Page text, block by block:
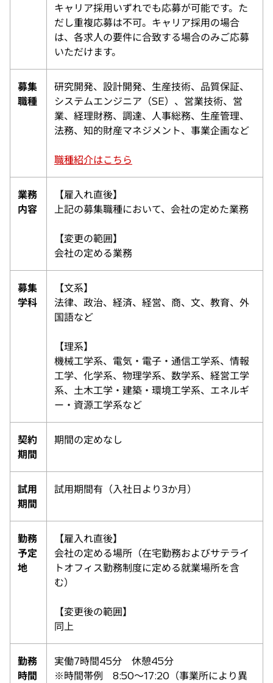
キャリア採用いずれでも応募が可能です。た
だし重複応募は不可。キャリア採用の場合
は、各求人の要件に合致する場合のみご応募
いただけます。
募集
職種
研究開発、設計開発、生産技術、品質保証、
システムエンジニア（SE）、営業技術、営
業、経理財務、調達、人事総務、生産管理、
法務、知的財産マネジメント、事業企画など
職種紹介はこちら
業務
内容
【雇入れ直後】
上記の募集職種において、会社の定めた業務
【変更の範囲】
会社の定める業務
募集
学科
【文系】
法律、政治、経済、経営、商、文、教育、外
国語など
【理系】
機械工学系、電気・電子・通信工学系、情報
工学、化学系、物理学系、数学系、経営工学
系、土木工学・建築・環境工学系、エネルギ
ー・資源工学系など
契約
期間
期間の定めなし
試用
期間
試用期間有（入社日より3か月）
勤務
予定
地
【雇入れ直後】
会社の定める場所（在宅勤務およびサテライ
トオフィス勤務制度に定める就業場所を含
む）
【変更後の範囲】
同上
勤務
時間
実働7時間45分 休憩45分
※時間帯例 8:50～17:20（事業所により異